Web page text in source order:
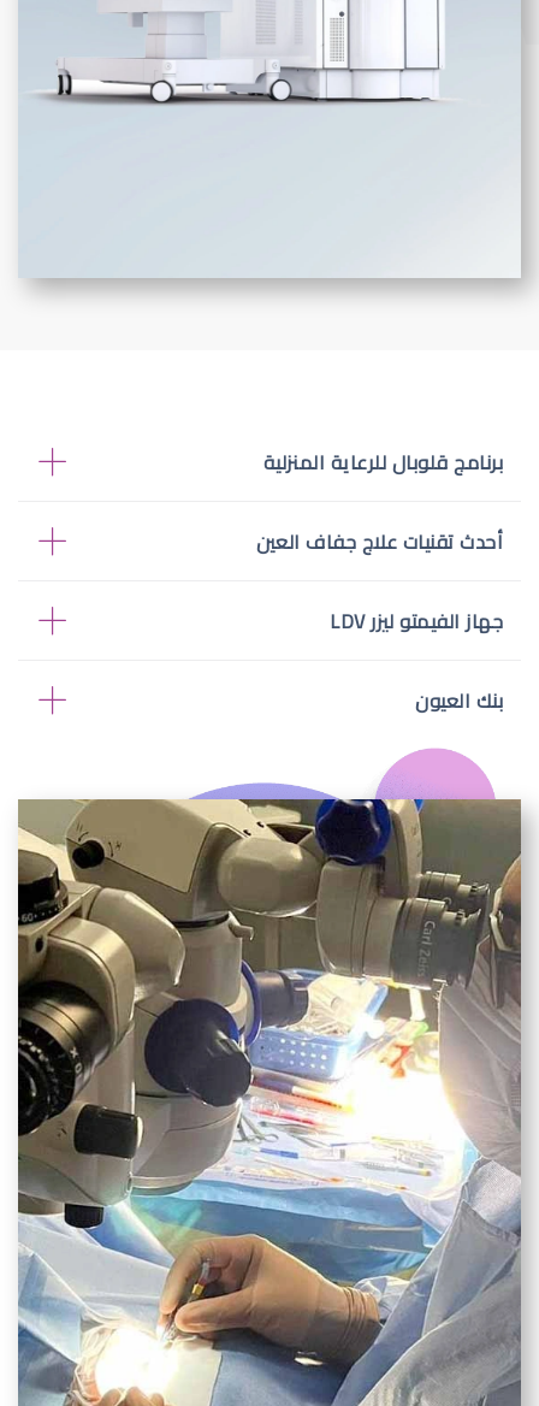
برنامج قلوبال للرعاية المنزلية
أحدث تقنيات علاج جفاف العين
جهاز الفيمتو ليزر LDV
بنك العيون